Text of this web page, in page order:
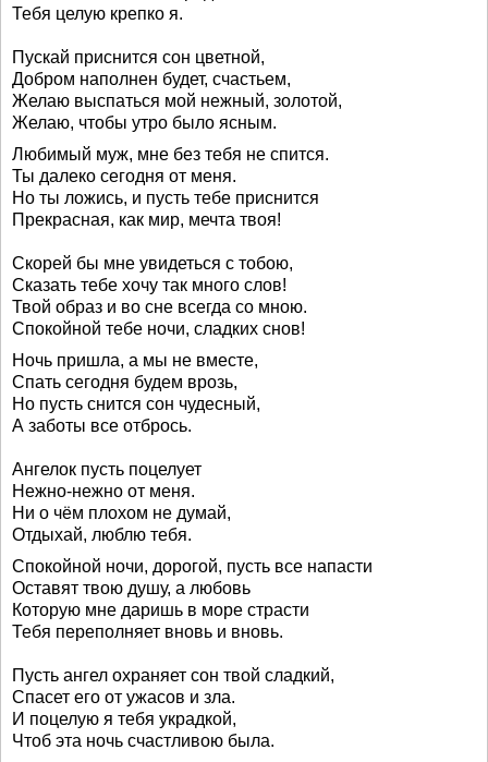
Тебя целую крепко я.
Пускай приснится сон цветной,
Добром наполнен будет, счастьем,
Желаю выспаться мой нежный, золотой,
Желаю, чтобы утро было ясным.
Любимый муж, мне без тебя не спится.
Ты далеко сегодня от меня.
Но ты ложись, и пусть тебе приснится
Прекрасная, как мир, мечта твоя!
Скорей бы мне увидеться с тобою,
Сказать тебе хочу так много слов!
Твой образ и во сне всегда со мною.
Спокойной тебе ночи, сладких снов!
Ночь пришла, а мы не вместе,
Спать сегодня будем врозь,
Но пусть снится сон чудесный,
А заботы все отбрось.
Ангелок пусть поцелует
Нежно-нежно от меня.
Ни о чём плохом не думай,
Отдыхай, люблю тебя.
Спокойной ночи, дорогой, пусть все напасти
Оставят твою душу, а любовь
Которую мне даришь в море страсти
Тебя переполняет вновь и вновь.
Пусть ангел охраняет сон твой сладкий,
Спасет его от ужасов и зла.
И поцелую я тебя украдкой,
Чтоб эта ночь счастливою была.